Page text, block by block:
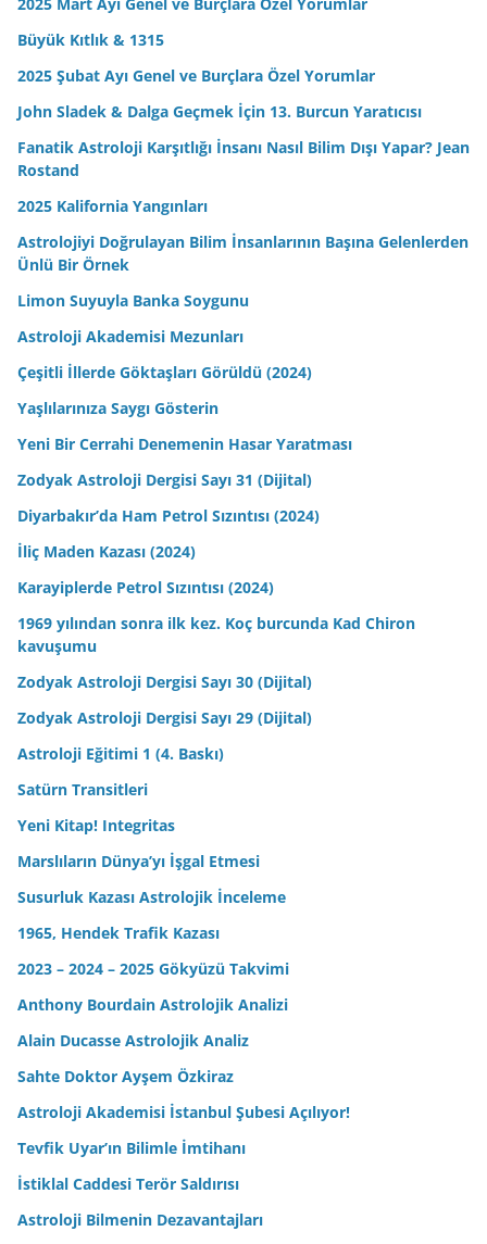
Büyük Kıtlık & 1315
2025 Şubat Ayı Genel ve Burçlara Özel Yorumlar
John Sladek & Dalga Geçmek İçin 13. Burcun Yaratıcısı
Fanatik Astroloji Karşıtlığı İnsanı Nasıl Bilim Dışı Yapar? Jean
Rostand
2025 Kalifornia Yangınları
Astrolojiyi Doğrulayan Bilim İnsanlarının Başına Gelenlerden
Ünlü Bir Örnek
Limon Suyuyla Banka Soygunu
Astroloji Akademisi Mezunları
Çeşitli İllerde Göktaşları Görüldü (2024)
Yaşlılarınıza Saygı Gösterin
Yeni Bir Cerrahi Denemenin Hasar Yaratması
Zodyak Astroloji Dergisi Sayı 31 (Dijital)
Diyarbakır’da Ham Petrol Sızıntısı (2024)
İliç Maden Kazası (2024)
Karayiplerde Petrol Sızıntısı (2024)
1969 yılından sonra ilk kez. Koç burcunda Kad Chiron
kavuşumu
Zodyak Astroloji Dergisi Sayı 30 (Dijital)
Zodyak Astroloji Dergisi Sayı 29 (Dijital)
Astroloji Eğitimi 1 (4. Baskı)
Satürn Transitleri
Yeni Kitap! Integritas
Marslıların Dünya’yı İşgal Etmesi
Susurluk Kazası Astrolojik İnceleme
1965, Hendek Trafik Kazası
2023 – 2024 – 2025 Gökyüzü Takvimi
Anthony Bourdain Astrolojik Analizi
Alain Ducasse Astrolojik Analiz
Sahte Doktor Ayşem Özkiraz
Astroloji Akademisi İstanbul Şubesi Açılıyor!
Tevfik Uyar’ın Bilimle İmtihanı
İstiklal Caddesi Terör Saldırısı
Astroloji Bilmenin Dezavantajları